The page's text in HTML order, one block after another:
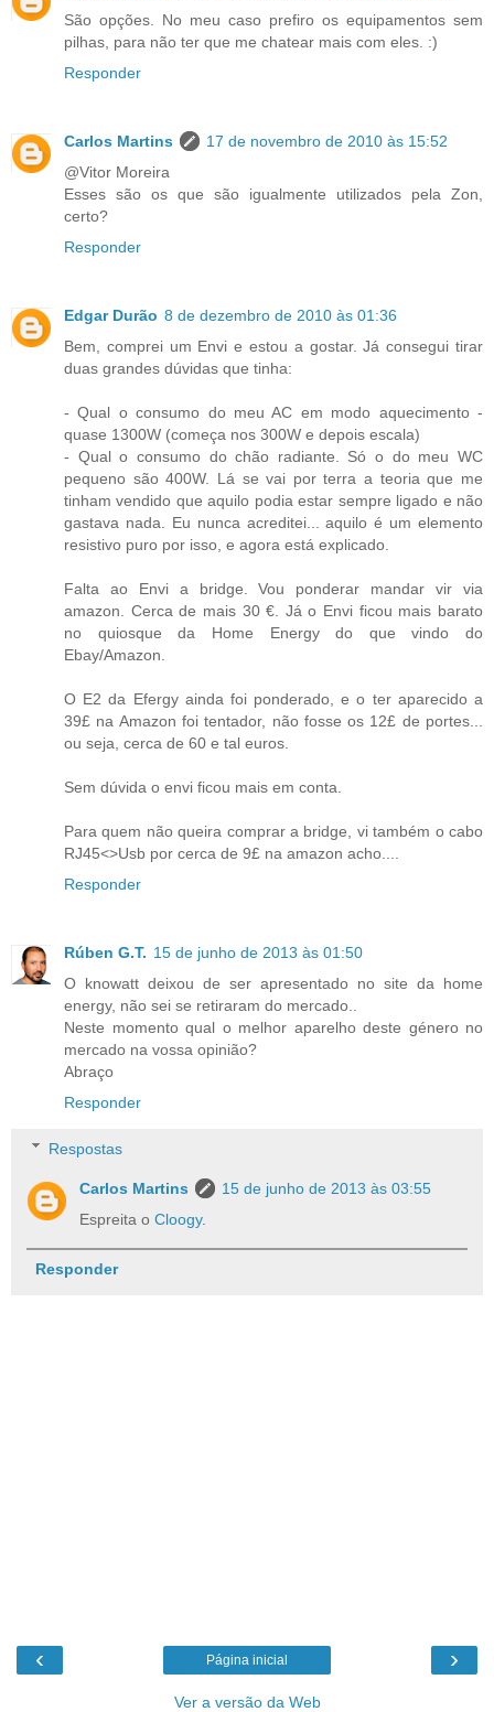
São opções. No meu caso prefiro os equipamentos sem
pilhas, para não ter que me chatear mais com eles. :)
Responder
Carlos Martins
17 de novembro de 2010 às 15:52
@Vitor Moreira
Esses são os que são igualmente utilizados pela Zon,
certo?
Responder
Edgar Durão 8 de dezembro de 2010 às 01:36
Bem, comprei um Envi e estou a gostar. Já consegui tirar
duas grandes dúvidas que tinha:
- Qual o consumo do meu AC em modo aquecimento -
quase 1300W (começa nos 300W e depois escala)
- Qual o consumo do chão radiante. Só o do meu WC
pequeno são 400W. Lá se vai por terra a teoria que me
tinham vendido que aquilo podia estar sempre ligado e não
gastava nada. Eu nunca acreditei... aquilo é um elemento
resistivo puro por isso, e agora está explicado.
Falta ao Envi a bridge. Vou ponderar mandar vir via
amazon. Cerca de mais 30 €. Já o Envi ficou mais barato
no quiosque da Home Energy do que vindo do
Ebay/Amazon.
O E2 da Efergy ainda foi ponderado, e o ter aparecido a
39£ na Amazon foi tentador, não fosse os 12£ de portes...
ou seja, cerca de 60 e tal euros.
Sem dúvida o envi ficou mais em conta.
Para quem não queira comprar a bridge, vi também o cabo
RJ45<>Usb por cerca de 9£ na amazon acho....
Responder
Rúben G.T. 15 de junho de 2013 às 01:50
O knowatt deixou de ser apresentado no site da home
energy, não sei se retiraram do mercado..
Neste momento qual o melhor aparelho deste género no
mercado na vossa opinião?
Abraço
Responder
Respostas
Carlos Martins
15 de junho de 2013 às 03:55
Espreita oCloogy.
Responder
‹ ›
Página inicial
Ver a versão da Web